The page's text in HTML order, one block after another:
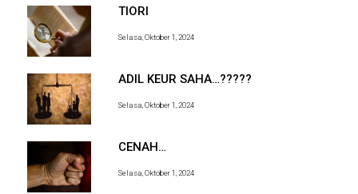
TIORI
Selasa, Oktober 1, 2024
ADIL KEUR SAHA…?????
Selasa, Oktober 1, 2024
CENAH…
Selasa, Oktober 1, 2024